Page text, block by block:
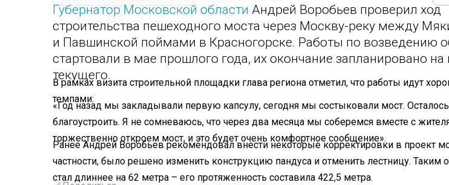
Губернатор Московской области Андрей Воробьев проверил ход
строительства пешеходного моста через Москву-реку между
и Павшинской поймами в Красногорске. Работы по возведению
стартовали в мае прошлого года, их окончание запланировано на
текущего.
В рамках визита строительной площадки глава региона отметил, что работы идут
темпами:
«Год назад мы закладывали первую капсулу, сегодня мы состыковали мост.
благоустроить. Я не сомневаюсь, что через два месяца мы соберемся вместе с
торжественно откроем мост, и это будет очень комфортное сообщение».
Ранее Андрей Воробьев рекомендовал внести некоторые корректировки в проект
частности, было решено изменить конструкцию пандуса и отменить лестницу. Таким
стал длиннее на 62 метра – его протяженность составила 422,5 метра.